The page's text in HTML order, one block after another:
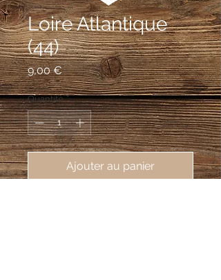
Loire Atlantique
(44)
9,00 €Prix
Quantité *
Ajouter au panier